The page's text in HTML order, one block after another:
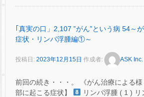
｢真実の口」2,107 ‟がん”という病 54～
症状・リンパ浮腫編①～
投稿日: 2023年12月15日 作成者: ASK Inc.
前回の続き・・・。 《がん治療による
部に起こる症状】
リンパ浮腫 ( 1 )